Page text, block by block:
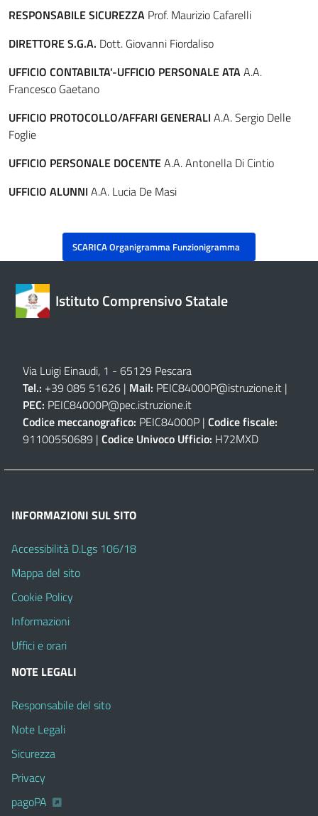
RESPONSABILE SICUREZZA Prof. Maurizio Cafarelli
DIRETTORE S.G.A. Dott. Giovanni Fiordaliso
UFFICIO CONTABILTA'-UFFICIO PERSONALE ATAA.A.
Francesco Gaetano
UFFICIO PROTOCOLLO/AFFARI GENERALI A.A. Sergio Delle
Foglie
UFFICIO PERSONALE DOCENTEA.A. Antonella Di Cintio
UFFICIO ALUNNI A.A. Lucia De Masi
SCARICA Organigramma Funzionigramma
Istituto Comprensivo Statale
Via Luigi Einaudi, 1 - 65129 Pescara
Tel.: +39 085 51626 | Mail: PEIC84000P@istruzione.it |
PEC: PEIC84000P@pec.istruzione.it
Codice meccanografico: PEIC84000P | Codice fiscale:
91100550689 | Codice Univoco Ufficio: H72MXD
INFORMAZIONI SUL SITO
Accessibilità D.Lgs 106/18
Mappa del sito
Cookie Policy
Informazioni
Uffici e orari
NOTE LEGALI
Responsabile del sito
Note Legali
Sicurezza
Privacy
pagoPA